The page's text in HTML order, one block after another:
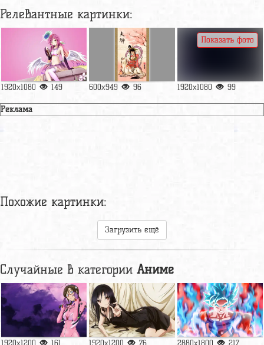
Релевантные картинки:
1920x1080 149 600x949 96 1920x1080 99
Показать фото
Реклама
Похожие картинки:
Загрузить ещё
Случайные в категории Аниме
1920x1200 161 1920x1200 76 2880x1800 217